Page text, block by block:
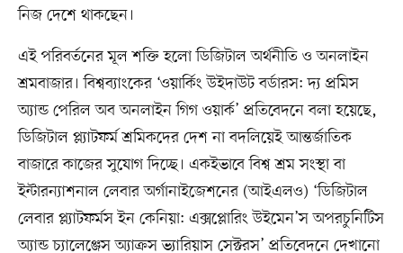
নিজ দেশে থাকছেন।
এই পরিবর্তনের মূল শক্তি হলো ডিজিটাল অর্থনীতি ও অনলাইন
শ্রমবাজার। বিশ্বব্যাংকের ‘ওয়ার্কিং উইদাউট বর্ডারস: দ্য প্রমিস
অ্যান্ড পেরিল অব অনলাইন গিগ ওয়ার্ক’ প্রতিবেদনে বলা হয়েছে,
ডিজিটাল প্ল্যাটফর্ম শ্রমিকদের দেশ না বদলিয়েই আন্তর্জাতিক
বাজারে কাজের সুযোগ দিচ্ছে। একইভাবে বিশ্ব শ্রম সংস্থা বা
ইন্টারন্যাশনাল লেবার অর্গানাইজেশনের (আইএলও) ‘ডিজিটাল
লেবার প্ল্যাটফর্মস ইন কেনিয়া: এক্সপ্লোরিং উইমেন’স অপরচুনিটিস
অ্যান্ড চ্যালেঞ্জেস অ্যাক্রস ভ্যারিয়াস সেক্টরস’ প্রতিবেদনে দেখানো